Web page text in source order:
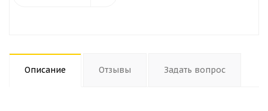
Описание Отзывы Задать вопрос